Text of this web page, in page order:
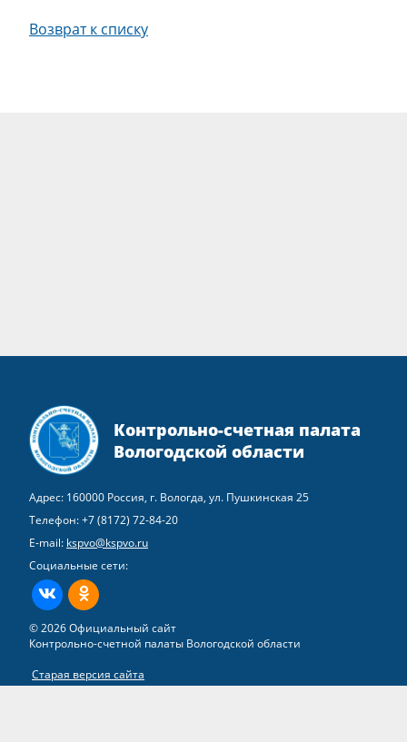
Возврат к списку
Контрольно-счетная палата
Вологодской области
Адрес: 160000 Россия, г. Вологда, ул. Пушкинская 25
Телефон:+7 (8172) 72-84-20
E-mail: kspvo@kspvo.ru
Социальные сети:
ВКонтактеОдноклассники
© 2026 Официальный сайт
Контрольно-счетной палаты Вологодской области
Старая версия сайта